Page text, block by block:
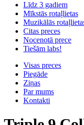
Līdz 3 gadiem
Mīkstās rotaļlietas
Muzikālās
Citas preces
Nocenotā prece
Tiešām labs!
Visas preces
Piegāde
Ziņas
Par mums
Kontakti